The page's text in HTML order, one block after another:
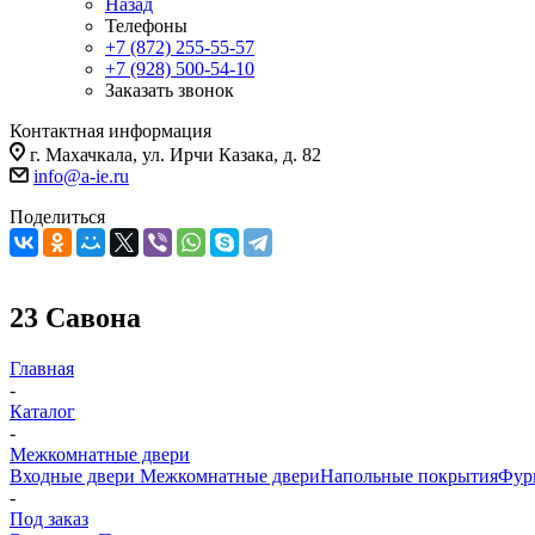
Назад
Телефоны
+7 (872) 255-55-57
+7 (928) 500-54-10
Заказать звонок
Контактная информация
г. Махачкала, ул. Ирчи Казака, д. 82
info@a-ie.ru
Поделиться
23 Савона
Главная
-
Каталог
-
Межкомнатные двери
Входные двери Межкомнатные двериНапольные покрытия
-
Под заказ